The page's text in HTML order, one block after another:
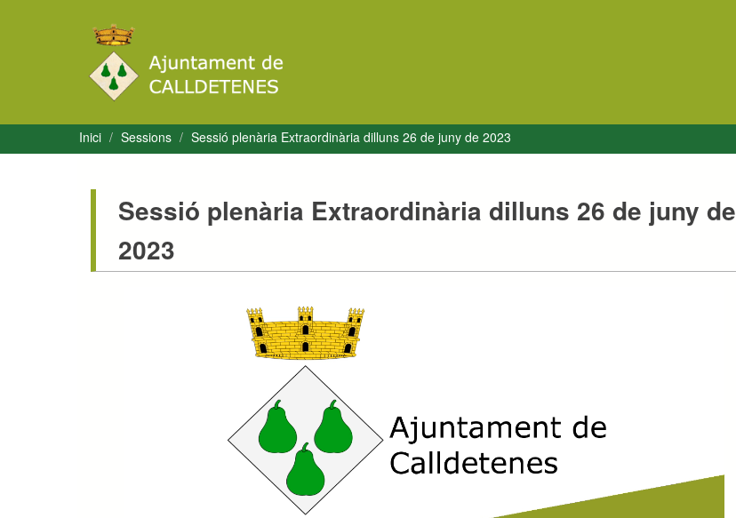
Inici Sessions Sessió plenària Extraordinària dilluns 26 de juny de 2023
Sessió plenària Extraordinària dilluns 26 de juny de
2023